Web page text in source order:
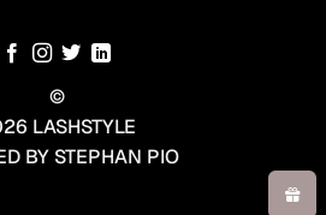
©
LASHSTYLE
BY STEPHAN PIO